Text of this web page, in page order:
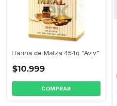
Harina de Matza 454g "Aviv"
$10.999